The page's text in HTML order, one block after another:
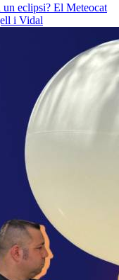
eclipsi? El Meteocat
i Vidal